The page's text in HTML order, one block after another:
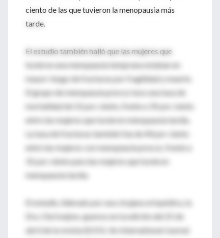
ciento de las que tuvieron la menopausia más
tarde.
El estudio también halló que las mujeres que
tuvieron una menopausia temprana estaban en
mayor riesgo de fracturas por fragilidad y muerte.
El grupo de menopausia precoz tuvo una tasa de
mortalidad de 52 por ciento, frente a 35 por ciento
entre las mujeres que tuvieron menopausia tardía.
La tasa de fracturas también fue de 44 por ciento
entre las mujeres con menopausia precoz, frente a
31 por ciento para las mujeres que tuvieron
menopausia tardía.
El estudio, liderado por una cirujana ortopédica, la
Dra. Ola Svejme, aparece en la edición del 25 de
abril de la revista BJOG: An International Journal